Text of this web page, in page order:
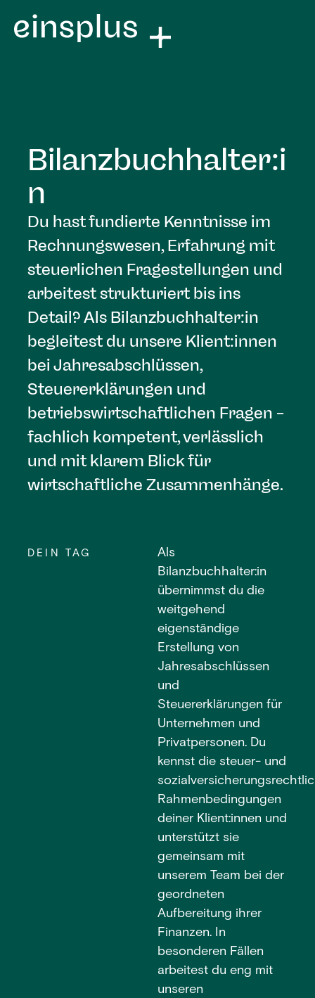
Bilanzbuchhalter:i
n
Du hast fundierte Kenntnisse im
Rechnungswesen, Erfahrung mit
steuerlichen Fragestellungen und
arbeitest strukturiert bis ins
Detail? Als Bilanzbuchhalter:in
begleitest du unsere Klient:innen
bei Jahresabschlüssen,
Steuererklärungen und
betriebswirtschaftlichen Fragen –
fachlich kompetent, verlässlich
und mit klarem Blick für
wirtschaftliche Zusammenhänge.
DEIN TAG
Als
Bilanzbuchhalter:in
übernimmst du die
weitgehend
eigenständige
Erstellung von
Jahresabschlüssen
und
Steuererklärungen für
Unternehmen und
Privatpersonen. Du
kennst die steuer- und
Rahmenbedingungen
deiner Klient:innen und
unterstützt sie
gemeinsam mit
unserem Team bei der
geordneten
Aufbereitung ihrer
Finanzen. In
besonderen Fällen
arbeitest du eng mit
unseren